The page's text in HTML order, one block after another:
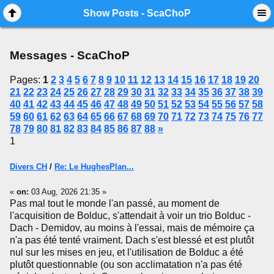
Show Posts - ScaChoP
Messages - ScaChoP
Pages: 1 2 3 4 5 6 7 8 9 10 11 12 13 14 15 16 17 18 19 20
21 22 23 24 25 26 27 28 29 30 31 32 33 34 35 36 37 38 39
40 41 42 43 44 45 46 47 48 49 50 51 52 53 54 55 56 57 58
59 60 61 62 63 64 65 66 67 68 69 70 71 72 73 74 75 76 77
78 79 80 81 82 83 84 85 86 87 88 »
1
Divers CH / Re: Le HughesPlan...
« on: 03 Aug, 2026 21:35 »
Pas mal tout le monde l'an passé, au moment de
l'acquisition de Bolduc, s'attendait à voir un trio Bolduc -
Dach - Demidov, au moins à l'essai, mais de mémoire ça
n'a pas été tenté vraiment. Dach s'est blessé et est plutôt
nul sur les mises en jeu, et l'utilisation de Bolduc a été
plutôt questionnable (ou son acclimatation n'a pas été